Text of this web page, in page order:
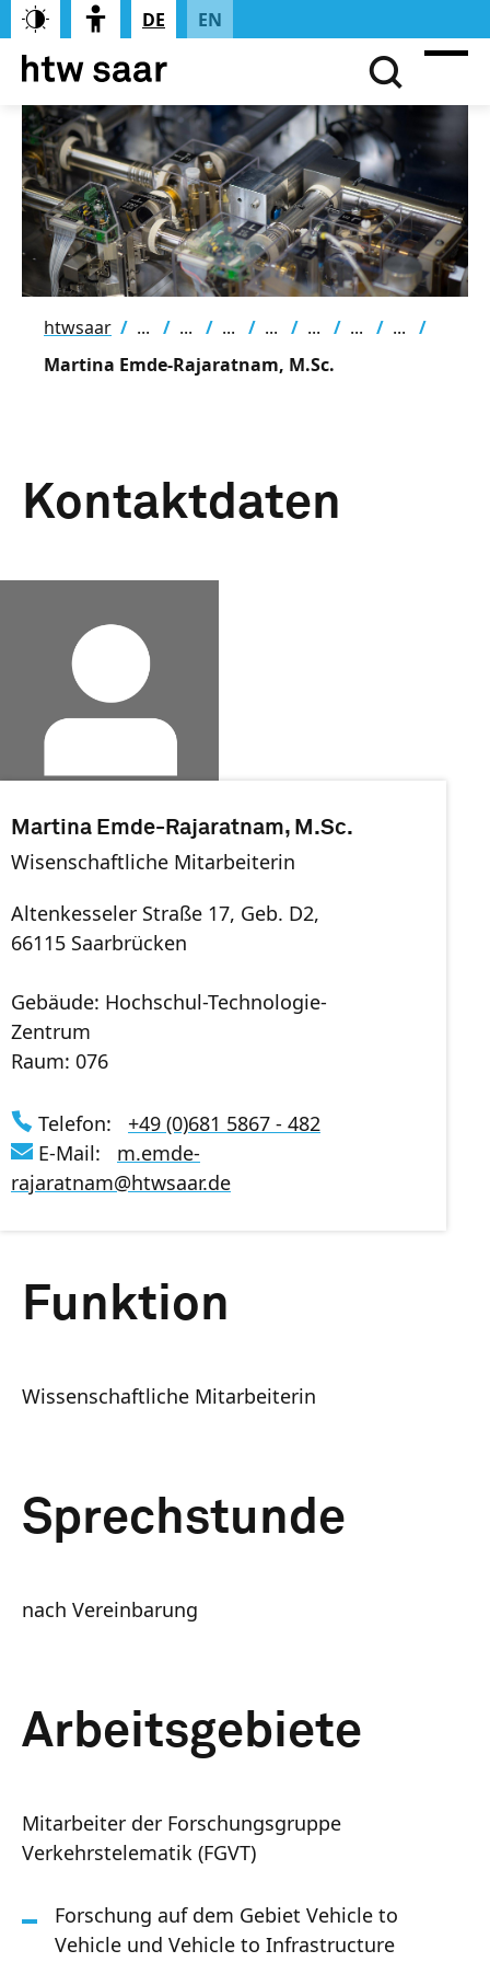
DE EN
htwsaar
Martina Emde-Rajaratnam, M.Sc.
Kontaktdaten
Martina Emde-Rajaratnam, M.Sc.
Wisenschaftliche Mitarbeiterin
Altenkesseler Straße 17, Geb. D2,
66115 Saarbrücken
Gebäude: Hochschul-Technologie-
Zentrum
Raum: 076
Telefon:
+49 (0)681 5867 - 482
E-Mail:
m.emde-
rajaratnam@htwsaar.de
Funktion
Wissenschaftliche Mitarbeiterin
Sprechstunde
nach Vereinbarung
Arbeitsgebiete
Mitarbeiter der Forschungsgruppe
Verkehrstelematik (FGVT)
Forschung auf dem Gebiet Vehicle to
Vehicle und Vehicle to Infrastructure